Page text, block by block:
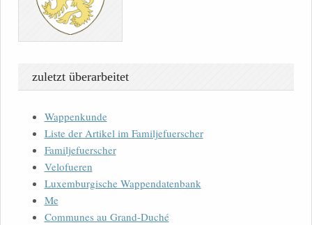
zuletzt überarbeitet
Wappenkunde
Liste der Artikel im Familjefuerscher
Familjefuerscher
Velofueren
Luxemburgische Wappendatenbank
Me
Communes au Grand-Duché